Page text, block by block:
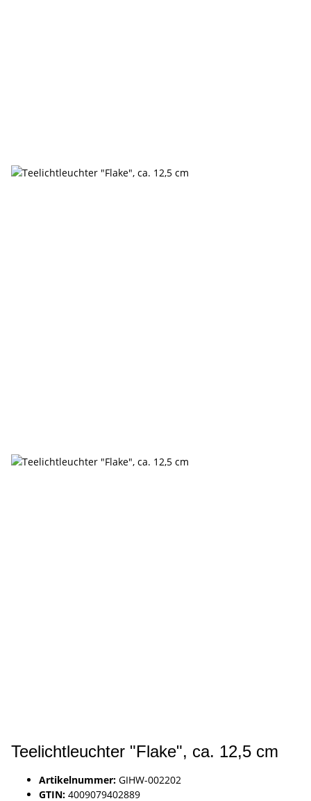
Teelichtleuchter "Flake", ca. 12,5 cm
Artikelnummer: GIHW-002202
GTIN: 4009079402889